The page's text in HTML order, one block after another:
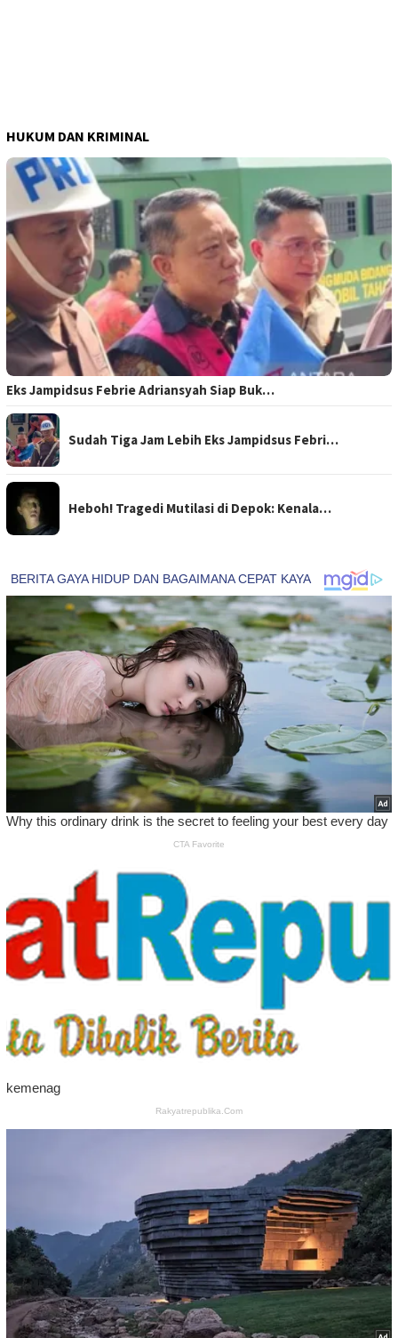
HUKUM DAN KRIMINAL
Eks Jampidsus Febrie Adriansyah Siap Buk…
Sudah Tiga Jam Lebih Eks Jampidsus Febri…
Heboh! Tragedi Mutilasi di Depok: Kenala…